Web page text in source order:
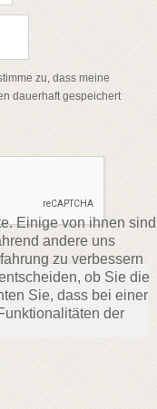
zu, dass meine
dauerhaft gespeichert
SENDEN
Einige von ihnen sind
andere uns
zu verbessern
ob Sie die
Sie, dass bei einer
der